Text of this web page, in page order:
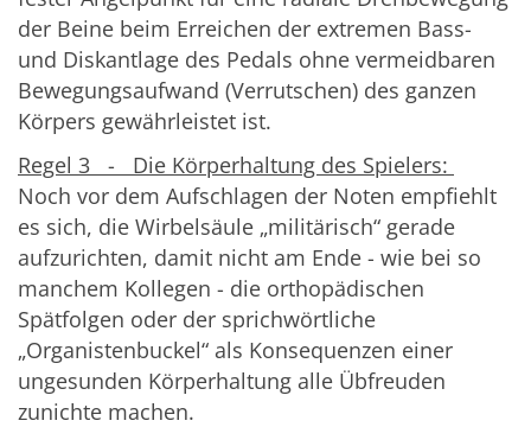
der Beine beim Erreichen der extremen Bass-
und Diskantlage des Pedals ohne vermeidbaren
Bewegungsaufwand (Verrutschen) des ganzen
Körpers gewährleistet ist.
Regel 3 - Die Körperhaltung des Spielers:
Noch vor dem Aufschlagen der Noten empfiehlt
es sich, die Wirbelsäule „militärisch“ gerade
aufzurichten, damit nicht am Ende - wie bei so
manchem Kollegen - die orthopädischen
Spätfolgen oder der sprichwörtliche
„Organistenbuckel“ als Konsequenzen einer
ungesunden Körperhaltung alle Übfreuden
zunichte machen.